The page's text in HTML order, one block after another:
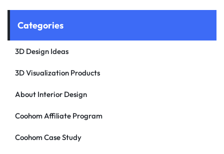
Categories
3D Design Ideas
3D Visualization Products
About Interior Design
Coohom Affiliate Program
Coohom Case Study